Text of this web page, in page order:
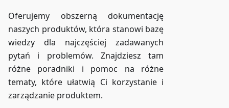
Oferujemy obszerną dokumentację
naszych produktów, która stanowi bazę
wiedzy dla najczęściej zadawanych
pytań i problemów. Znajdziesz tam
różne poradniki i pomoc na różne
tematy, które ułatwią Ci korzystanie i
zarządzanie produktem.